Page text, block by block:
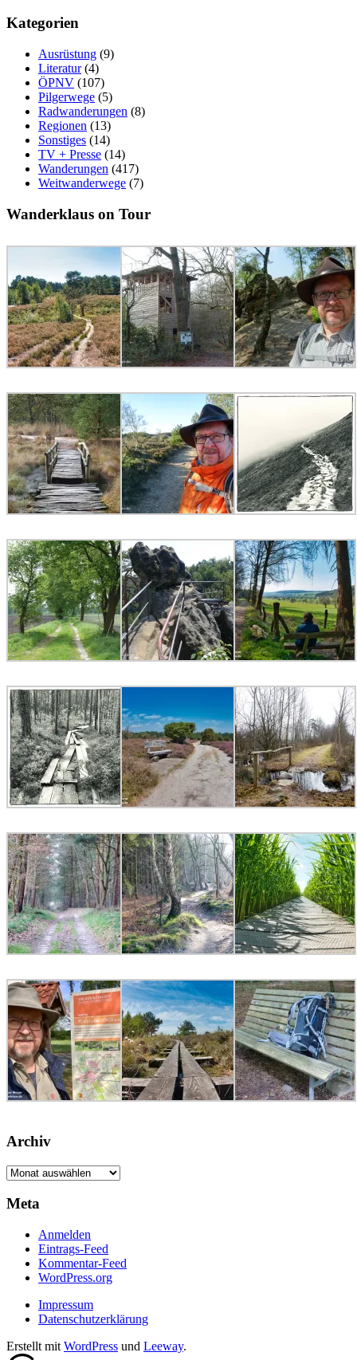
Kategorien
Ausrüstung (9)
Literatur(4)
ÖPNV (107)
Pilgerwege (5)
Radwanderungen (8)
Regionen (13)
Sonstiges (14)
TV + Presse (14)
Wanderungen (417)
Weitwanderwege (7)
Wanderklaus on Tour
Archiv
Archiv
Meta
Anmelden
Eintrags-Feed
Kommentar-Feed
WordPress.org
Impressum
Datenschutzerklärung
Erstellt mit WordPress und Leeway.